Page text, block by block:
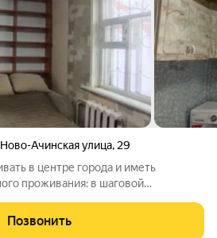
Ново-Ачинская улица, 29
в центре города и иметь
проживания: в шаговой
центры. Предлагаем к покупке
дом в центре
Позвонить